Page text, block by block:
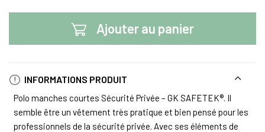
Ajouter au panier
INFORMATIONS PRODUIT
Polo manches courtes Sécurité Privée – GK SAFETEK®. Il
semble être un vêtement très pratique et bien pensé pour les
professionnels de la sécurité privée. Avec ses éléments de